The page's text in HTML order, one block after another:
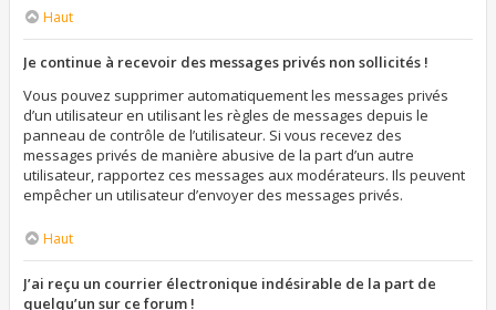
Haut
Je continue à recevoir des messages privés non sollicités !
Vous pouvez supprimer automatiquement les messages privés
d’un utilisateur en utilisant les règles de messages depuis le
panneau de contrôle de l’utilisateur. Si vous recevez des
messages privés de manière abusive de la part d’un autre
utilisateur, rapportez ces messages aux modérateurs. Ils peuvent
empêcher un utilisateur d’envoyer des messages privés.
Haut
J’ai reçu un courrier électronique indésirable de la part de
quelqu’un sur ce forum !